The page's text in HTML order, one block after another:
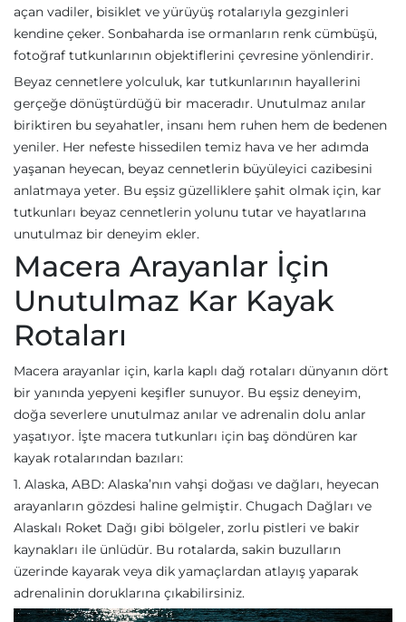
açan vadiler, bisiklet ve yürüyüş rotalarıyla gezginleri
kendine çeker. Sonbaharda ise ormanların renk cümbüşü,
fotoğraf tutkunlarının objektiflerini çevresine yönlendirir.
Beyaz cennetlere yolculuk, kar tutkunlarının hayallerini
gerçeğe dönüştürdüğü bir maceradır. Unutulmaz anılar
biriktiren bu seyahatler, insanı hem ruhen hem de bedenen
yeniler. Her nefeste hissedilen temiz hava ve her adımda
yaşanan heyecan, beyaz cennetlerin büyüleyici cazibesini
anlatmaya yeter. Bu eşsiz güzelliklere şahit olmak için, kar
tutkunları beyaz cennetlerin yolunu tutar ve hayatlarına
unutulmaz bir deneyim ekler.
Macera Arayanlar İçin
Unutulmaz Kar Kayak
Rotaları
Macera arayanlar için, karla kaplı dağ rotaları dünyanın dört
bir yanında yepyeni keşifler sunuyor. Bu eşsiz deneyim,
doğa severlere unutulmaz anılar ve adrenalin dolu anlar
yaşatıyor. İşte macera tutkunları için baş döndüren kar
kayak rotalarından bazıları:
1. Alaska, ABD: Alaska’nın vahşi doğası ve dağları, heyecan
arayanların gözdesi haline gelmiştir. Chugach Dağları ve
Alaskalı Roket Dağı gibi bölgeler, zorlu pistleri ve bakir
kaynakları ile ünlüdür. Bu rotalarda, sakin buzulların
üzerinde kayarak veya dik yamaçlardan atlayış yaparak
adrenalinin doruklarına çıkabilirsiniz.